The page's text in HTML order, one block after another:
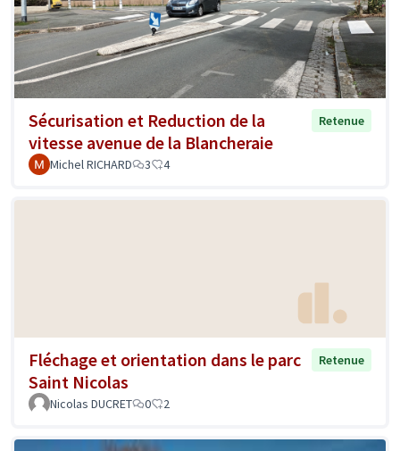
Sécurisation et Reduction de la
vitesse avenue de la Blancheraie
Retenue
Michel RICHARD 3 4
Fléchage et orientation dans le parc
Saint Nicolas
Retenue
Nicolas DUCRET 0 2